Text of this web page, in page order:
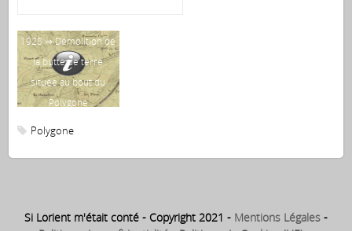
1928 ⇒ Démolition de
la butte de terre
située au bout du
Polygone
Polygone
Si Lorient m'était conté - Copyright 2021 - Mentions Légales -